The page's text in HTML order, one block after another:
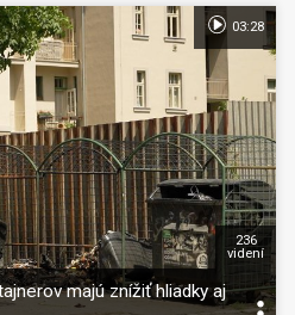
majú znížiť hliadky aj
236
videní
03:28